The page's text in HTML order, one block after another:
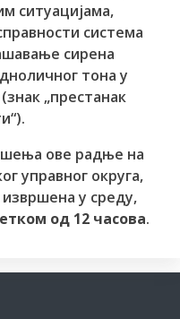
ситуацијама,
система
сирена
тона у
„престанак
ове радње на
управног округа,
у среду,
од 12 часова.